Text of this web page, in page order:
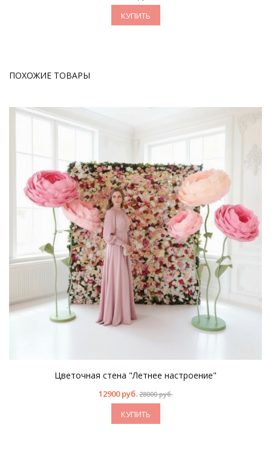
КУПИТЬ
ПОХОЖИЕ ТОВАРЫ
Цветочная стена "Летнее настроение"
12900 руб. 28000 руб.
КУПИТЬ